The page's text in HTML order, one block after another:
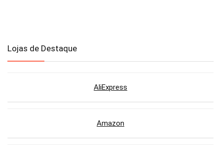
Lojas de Destaque
AliExpress
Amazon